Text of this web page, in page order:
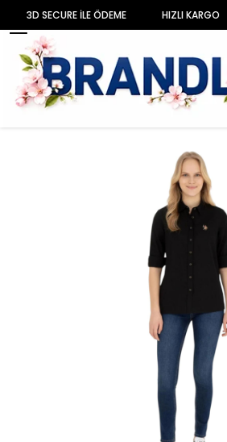
MENU
Anasayfa KADIN Gömlek & Bluz
Kadın Uzun Kollu Keten Karışımlı Regular Fit Basic Gömlek
3D SECURE İLE ÖDEME HIZLI KARGO